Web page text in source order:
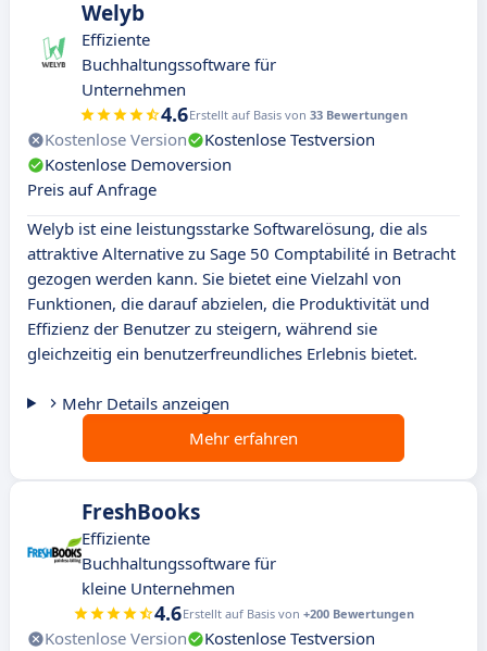
Welyb
Effiziente
Buchhaltungssoftware für
Unternehmen
4.6Erstellt auf Basis von 33 Bewertungen
Kostenlose Version
Kostenlose Testversion
Kostenlose Demoversion
Preis auf Anfrage
Welyb ist eine leistungsstarke Softwarelösung, die als
attraktive Alternative zu Sage 50 Comptabilité in Betracht
gezogen werden kann. Sie bietet eine Vielzahl von
Funktionen, die darauf abzielen, die Produktivität und
Effizienz der Benutzer zu steigern, während sie
gleichzeitig ein benutzerfreundliches Erlebnis bietet.
Mehr Details anzeigen
Mehr erfahren
FreshBooks
Effiziente
Buchhaltungssoftware für
kleine Unternehmen
4.6Erstellt auf Basis von +200 Bewertungen
Kostenlose Version
Kostenlose Testversion